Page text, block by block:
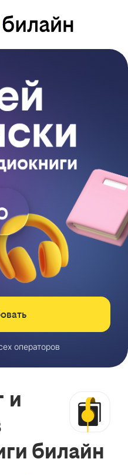
операторов
и
билайн